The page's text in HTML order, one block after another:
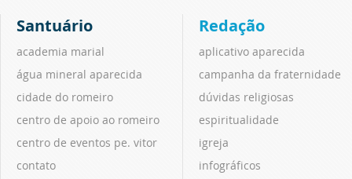
Santuário
academia marial
água mineral aparecida
cidade do romeiro
centro de apoio ao romeiro
centro de eventos pe. vitor
contato
Redação
aplicativo aparecida
campanha da fraternidade
dúvidas religiosas
espiritualidade
igreja
infográficos